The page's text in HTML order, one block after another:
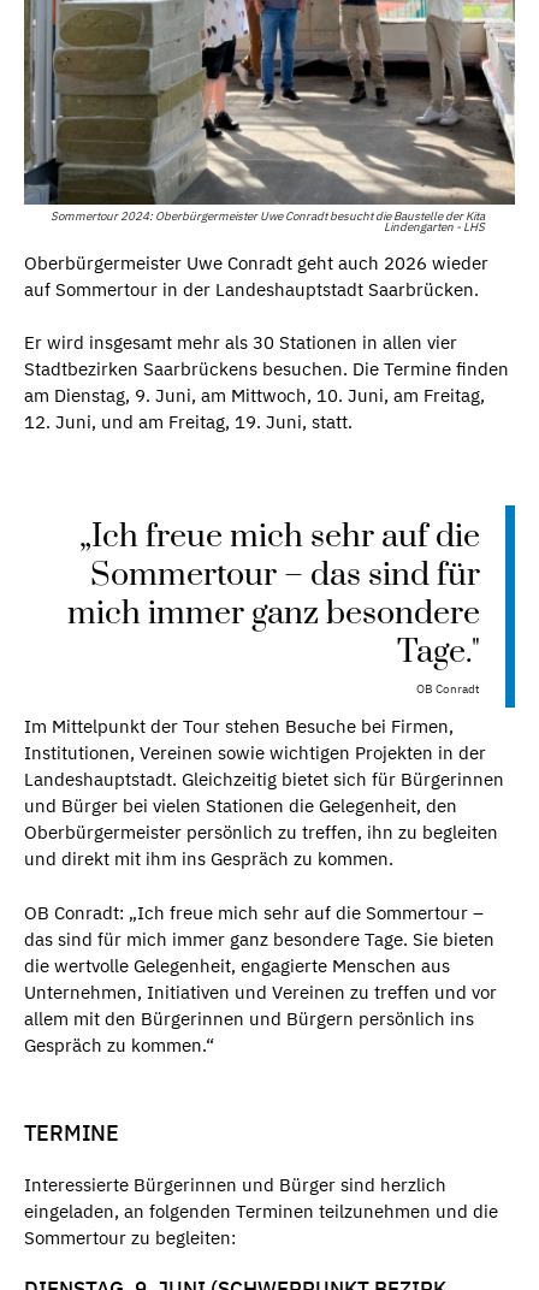
Sommertour 2024: Oberbürgermeister Uwe Conradt besucht die Baustelle der Kita
Lindengarten - LHS
Oberbürgermeister Uwe Conradt geht auch 2026 wieder
auf Sommertour in der Landeshauptstadt Saarbrücken.
Er wird insgesamt mehr als 30 Stationen in allen vier
Stadtbezirken Saarbrückens besuchen. Die Termine finden
am Dienstag, 9. Juni, am Mittwoch, 10. Juni, am Freitag,
12. Juni, und am Freitag, 19. Juni, statt.
„Ich freue mich sehr auf die
Sommertour – das sind für
mich immer ganz besondere
Tage."
OB Conradt
Im Mittelpunkt der Tour stehen Besuche bei Firmen,
Institutionen, Vereinen sowie wichtigen Projekten in der
Landeshauptstadt. Gleichzeitig bietet sich für Bürgerinnen
und Bürger bei vielen Stationen die Gelegenheit, den
Oberbürgermeister persönlich zu treffen, ihn zu begleiten
und direkt mit ihm ins Gespräch zu kommen.
OB Conradt: „Ich freue mich sehr auf die Sommertour –
das sind für mich immer ganz besondere Tage. Sie bieten
die wertvolle Gelegenheit, engagierte Menschen aus
Unternehmen, Initiativen und Vereinen zu treffen und vor
allem mit den Bürgerinnen und Bürgern persönlich ins
Gespräch zu kommen.“
TERMINE
Interessierte Bürgerinnen und Bürger sind herzlich
eingeladen, an folgenden Terminen teilzunehmen und die
Sommertour zu begleiten: